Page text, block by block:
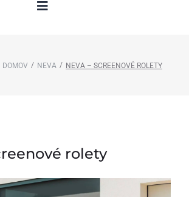
DOMOV / NEVA / NEVA – SCREENOVÉ ROLETY
rolety